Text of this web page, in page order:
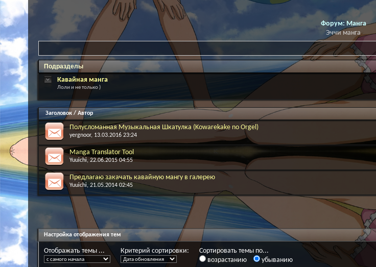
Форум: Манга
Эччи манга
Подразделы
Кавайная манга
Лоли и не только )
Заголовок / Автор
Полусломанная Музыкальная Шкатулка (Kowarekake no Orgel)
yergnoor, 13.03.2016 23:24
Manga Translator Tool
Yuuichi, 22.06.2015 04:55
Предлагаю закачать кавайную мангу в галерею
Yuuichi, 21.05.2014 02:45
Настройка отображения тем
Отображать темы ... Критерий сортировки:
Сортировать темы по...
возрастанию
убыванию